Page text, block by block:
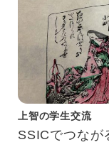
上智の学生交流
SSICでつなが